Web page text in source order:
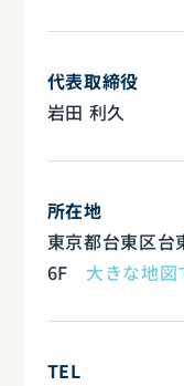
代表取締役
岩田 利久
所在地
東京都台東区
6F
大きな地図
TEL